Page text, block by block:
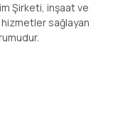
Şirketi, inşaat ve
hizmetler sağlayan